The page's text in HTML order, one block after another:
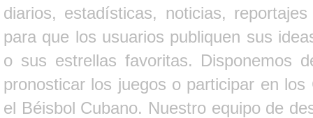
diarios, estadísticas, noticias,
para que los usuarios publiquen sus
o sus estrellas favoritas. Disponemos
pronosticar los juegos o participar en
el Béisbol Cubano. Nuestro equipo de